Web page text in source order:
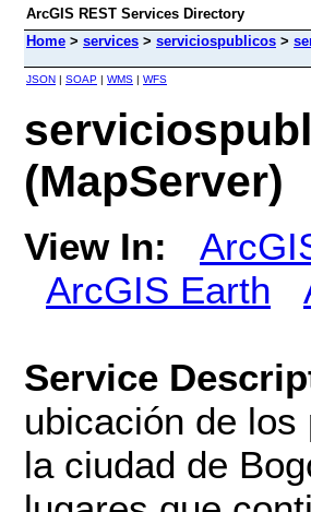
ArcGIS REST Services Directory
Home > services > serviciospublicos >
JSON | SOAP | WMS | WFS
(MapServer)
View In:
ArcGIS Earth
Service
ubicación de
la ciudad de